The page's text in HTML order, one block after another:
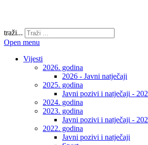
traži...
Open menu
Vijesti
2026. godina
2026 - Javni natječaji
2025. godina
Javni pozivi i natječaji -
2024. godina
2023. godina
Javni pozivi i natječaji -
2022. godina
Javni pozivi i natječaji